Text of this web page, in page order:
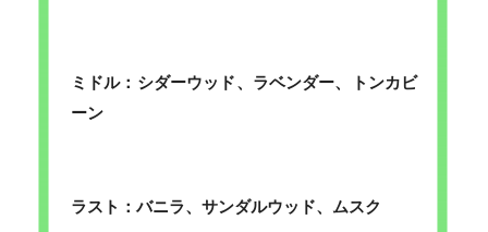
ミドル：シダーウッド、ラベンダー、トンカビ
ーン
ラスト：バニラ、サンダルウッド、ムスク